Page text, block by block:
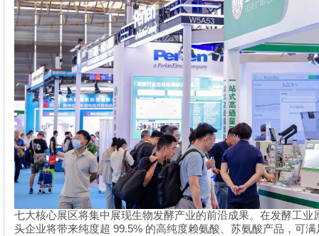
七大核心展区将集中展现生物发酵产业的前沿成果。在发酵工业
头企业将带来纯度超 99.5% 的高纯度赖氨酸、苏氨酸产品，可